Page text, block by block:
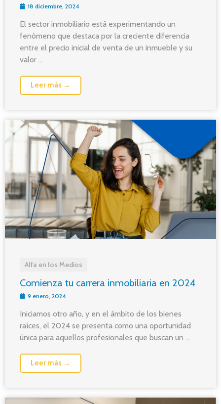
18 diciembre, 2024
El sector inmobiliario está experimentando un
fenómeno que destaca por la creciente diferencia
entre el precio inicial de venta de un inmueble y su
valor ...
Leer más →
Alfa en los Medios
Comienza tu carrera inmobiliaria en 2024
9 enero, 2024
Iniciamos otro año, y en el ámbito de los bienes
raíces, el 2024 se presenta como una oportunidad
única para aquellos profesionales que buscan un ...
Leer más →